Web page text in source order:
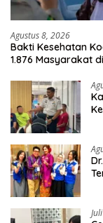
Agustus 8, 2026
Bakti Kesehatan
1.876 Masyarakat